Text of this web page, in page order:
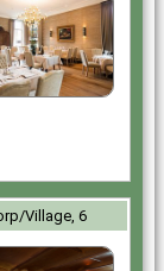
Village, 6